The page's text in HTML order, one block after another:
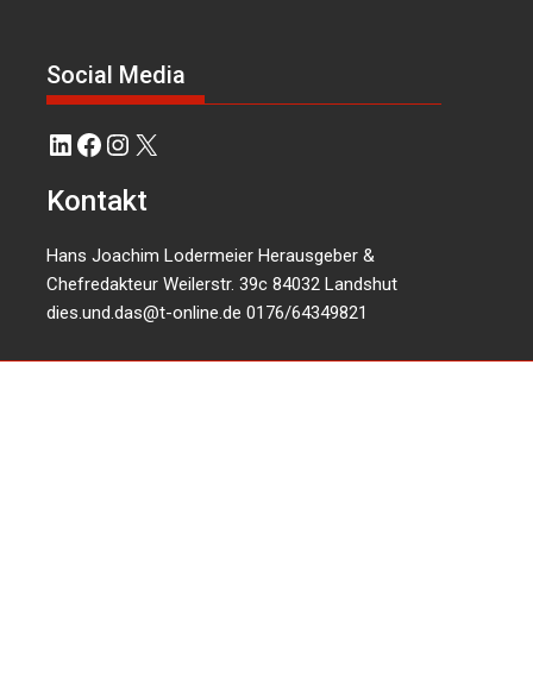
Social Media
LinkedIn
Facebook
Instagram
X
Kontakt
Hans Joachim Lodermeier Herausgeber &
Chefredakteur Weilerstr. 39c 84032 Landshut
dies.und.das@t-online.de 0176/64349821